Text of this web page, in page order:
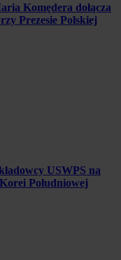
Komędera dołącza
Prezesie Polskiej
USWPS na
Południowej